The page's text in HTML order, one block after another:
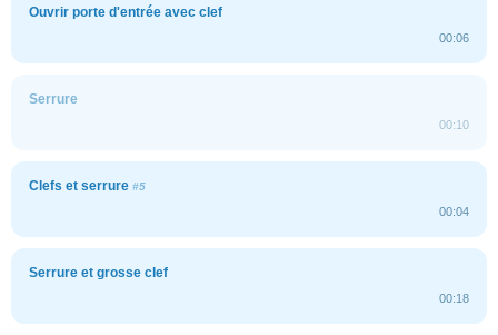
Ouvrir porte d'entrée avec clef
00:06
Serrure
00:10
Clefs et serrure #5
00:04
Serrure et grosse clef
00:18